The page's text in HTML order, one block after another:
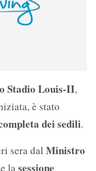
Stadio Louis-II,
è stato
dei sedili.
sera dal Ministro
la sessione